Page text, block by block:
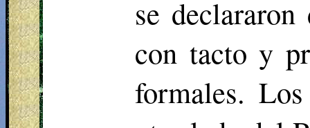
se
con tacto y
formales.